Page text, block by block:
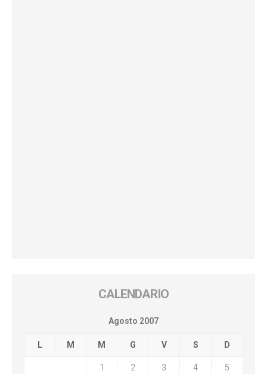
CALENDARIO
Agosto 2007
L M M G V S D
1 2 3 4 5